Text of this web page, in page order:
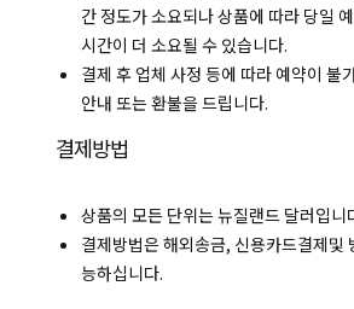
간 정도가 소요되나 상품에 따라 당일
시간이 더 소요될 수 있습니다.
결제 후 업체 사정 등에 따라 예약이 불
안내 또는 환불을 드립니다.
결제방법
상품의 모든 단위는 뉴질랜드 달러입니
결제방법은 해외송금, 신용카드결제및
능하십니다.